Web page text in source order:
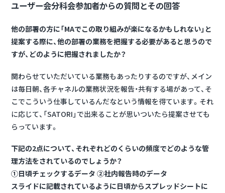
ユーザー会分科会参加者からの質問とその回答
他の部署の方に「MAでこの取り組みが楽になるかもしれない」と
提案する際に、他の部署の業務を把握する必要があると思うので
すが、どのように把握されましたか？
関わらせていただいている業務もあったりするのですが、メイン
は毎日朝、各チャネルの業務状況を報告・共有する場があって、そ
こでこういう仕事しているんだなという情報を得ています。それ
に応じて、「SATORI」で出来ることが思いついたら提案させても
らっています。
下記の2点について、それぞれどのくらいの頻度でどのような管
理方法をされているのでしょうか？
①日頃チェックするデータ ②社内報告時のデータ
スライドに記載されているように日頃からスプレッドシートに